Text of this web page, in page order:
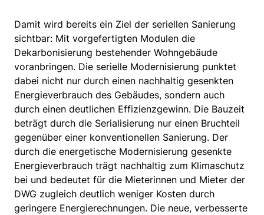
Damit wird bereits ein Ziel der seriellen Sanierung
sichtbar: Mit vorgefertigten Modulen die
Dekarbonisierung bestehender Wohngebäude
voranbringen. Die serielle Modernisierung punktet
dabei nicht nur durch einen nachhaltig gesenkten
Energieverbrauch des Gebäudes, sondern auch
durch einen deutlichen Effizienzgewinn. Die Bauzeit
beträgt durch die Serialisierung nur einen Bruchteil
gegenüber einer konventionellen Sanierung. Der
durch die energetische Modernisierung gesenkte
Energieverbrauch trägt nachhaltig zum Klimaschutz
bei und bedeutet für die Mieterinnen und Mieter der
DWG zugleich deutlich weniger Kosten durch
geringere Energierechnungen. Die neue, verbesserte